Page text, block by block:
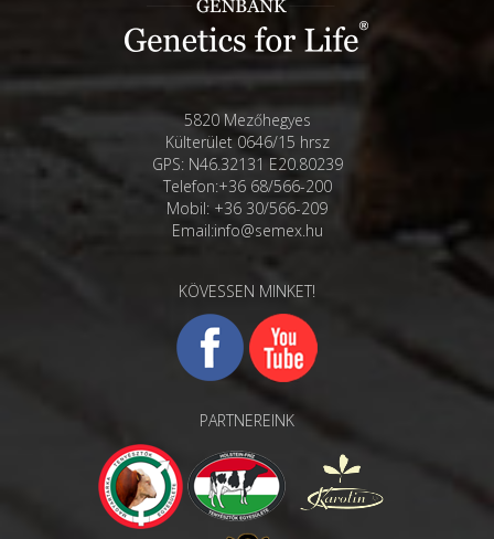
5820 Mezőhegyes
Külterület 0646/15 hrsz
GPS: N46.32131 E20.80239
Telefon:+36 68/566-200
Mobil: +36 30/566-209
Email:info@semex.hu
KÖVESSEN MINKET!
PARTNEREINK